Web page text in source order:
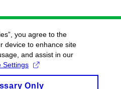
you agree to the
device to enhance site
and assist in our
Settings
Only